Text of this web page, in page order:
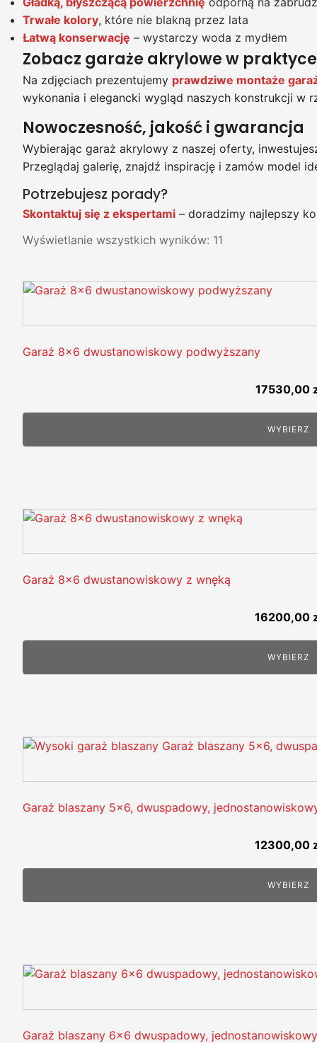
Trwałe kolory, które nie blakną przez lata
Łatwą konserwację – wystarczy woda z mydłem
Zobacz garaże akrylowe w praktyce
Na zdjęciach prezentujemy prawdziwe montaże
wykonania i elegancki wygląd naszych konstrukcji w
Nowoczesność, jakość i gwarancja
Wybierając garaż akrylowy z naszej oferty,
Przeglądaj galerię, znajdź inspirację i zamów model
Potrzebujesz porady?
Skontaktuj się z ekspertami – doradzimy najlepszy
Wyświetlanie wszystkich wyników: 11
Garaż 8x6 dwustanowiskowy podwyższany
17530,00
WYBIERZ
Garaż 8x6 dwustanowiskowy z wnęką
16200,00
WYBIERZ
Garaż blaszany 5x6, dwuspadowy,
12300,00
WYBIERZ
Garaż blaszany 6x6 dwuspadowy, jednostanowiskowy